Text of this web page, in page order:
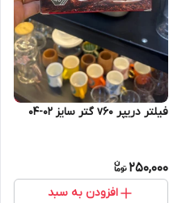
فیلتر دریپر v60 گتر سایز 02-04
250,000
افزودن به سبد